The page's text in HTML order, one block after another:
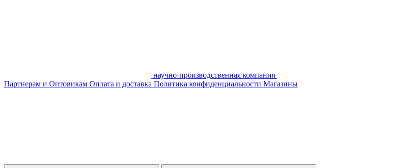
научно-производственная компания
Партнерам и Оптовикам Оплата и доставка Политика конфиденциальности Магазины